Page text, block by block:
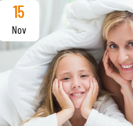
15
Nov